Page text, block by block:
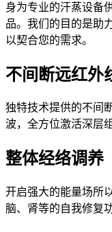
身为专业的汗蒸设备
品。我们的目的是助
以契合您的需求。
不间断远红外
独特技术提供的不间
波，全方位激活深层
整体经络调养
开启强大的能量场所
脑、肾等的自我修复